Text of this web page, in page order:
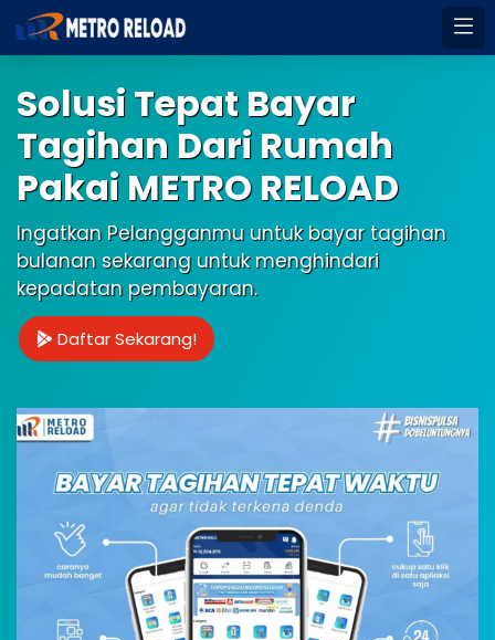
Solusi Tepat Bayar
Tagihan Dari Rumah
Pakai METRO RELOAD
Ingatkan Pelangganmu untuk bayar tagihan
bulanan sekarang untuk menghindari
kepadatan pembayaran.
Daftar Sekarang!